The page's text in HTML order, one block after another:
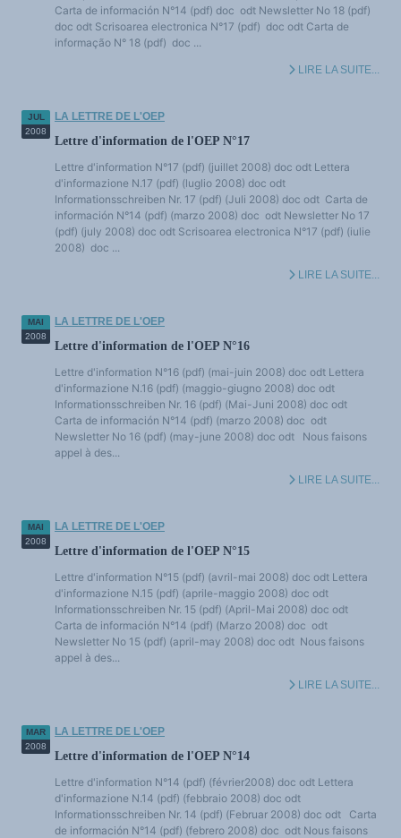
Carta de información N°14 (pdf) doc odt Newsletter No 18 (pdf)
doc odt Scrisoarea electronica N°17 (pdf) doc odt Carta de
informação N° 18 (pdf) doc ...
LIRE LA SUITE...
JUL
2008
LA LETTRE DE L'OEP
Lettre d'information de l'OEP N°17
Lettre d'information N°17 (pdf) (juillet 2008) doc odt Lettera
d'informazione N.17 (pdf) (luglio 2008) doc odt
Informationsschreiben Nr. 17 (pdf) (Juli 2008) doc odt Carta de
información N°14 (pdf) (marzo 2008) doc odt Newsletter No 17
(pdf) (july 2008) doc odt Scrisoarea electronica N°17 (pdf) (iulie
2008) doc ...
LIRE LA SUITE...
MAI
2008
LA LETTRE DE L'OEP
Lettre d'information de l'OEP N°16
Lettre d'information N°16 (pdf) (mai-juin 2008) doc odt Lettera
d'informazione N.16 (pdf) (maggio-giugno 2008) doc odt
Informationsschreiben Nr. 16 (pdf) (Mai-Juni 2008) doc odt
Carta de información N°14 (pdf) (marzo 2008) doc odt
Newsletter No 16 (pdf) (may-june 2008) doc odt Nous faisons
appel à des...
LIRE LA SUITE...
MAI
2008
LA LETTRE DE L'OEP
Lettre d'information de l'OEP N°15
Lettre d'information N°15 (pdf) (avril-mai 2008) doc odt Lettera
d'informazione N.15 (pdf) (aprile-maggio 2008) doc odt
Informationsschreiben Nr. 15 (pdf) (April-Mai 2008) doc odt
Carta de información N°14 (pdf) (Marzo 2008) doc odt
Newsletter No 15 (pdf) (april-may 2008) doc odt Nous faisons
appel à des...
LIRE LA SUITE...
MAR
2008
LA LETTRE DE L'OEP
Lettre d'information de l'OEP N°14
Lettre d'information N°14 (pdf) (février2008) doc odt Lettera
d'informazione N.14 (pdf) (febbraio 2008) doc odt
Informationsschreiben Nr. 14 (pdf) (Februar 2008) doc odt Carta
de información N°14 (pdf) (febrero 2008) doc odt Nous faisons